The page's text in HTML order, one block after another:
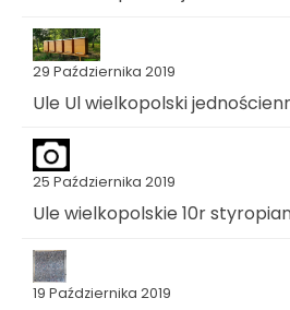
29 Października 2019
Ule Ul wielkopolski
25 Października 2019
Ule wielkopolskie 10r
19 Października 2019